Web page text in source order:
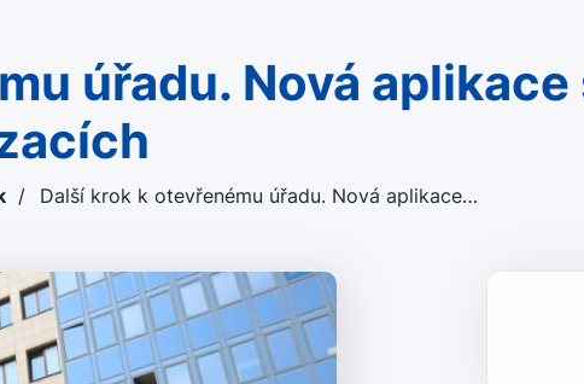
/ Další krok k otevřenému úřadu. Nová aplikace…